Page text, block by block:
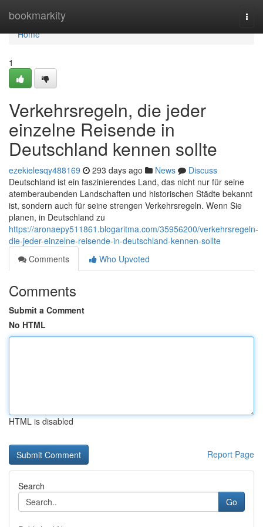
bookmarkity
Home
Home
1
Verkehrsregeln, die jeder
einzelne Reisende in
Deutschland kennen sollte
ezekielesqy488169 293 days ago News
Discuss
Deutschland ist ein faszinierendes Land, das nicht nur für seine
atemberaubenden Landschaften und historischen Städte bekannt
ist, sondern auch für seine strengen Verkehrsregeln. Wenn Sie
planen, in Deutschland zu
https://aronaepy511861.blogaritma.com/35956200/verkehrsregeln-
die-jeder-einzelne-reisende-in-deutschland-kennen-sollte
Comments
Who Upvoted
Comments
Submit a Comment
No HTML
HTML is disabled
Report Page
Search
Go